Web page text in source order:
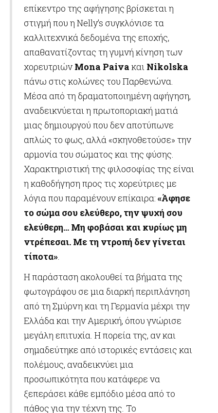
επίκεντρο της αφήγησης βρίσκεται η
στιγμή που η Nelly’s συγκλόνισε τα
καλλιτεχνικά δεδομένα της εποχής,
απαθανατίζοντας τη γυμνή κίνηση των
χορευτριών Mona Paiva και Nikolska
πάνω στις κολώνες του Παρθενώνα.
Μέσα από τη δραματοποιημένη αφήγηση,
αναδεικνύεται η πρωτοποριακή ματιά
μιας δημιουργού που δεν αποτύπωνε
απλώς το φως, αλλά «σκηνοθετούσε» την
αρμονία του σώματος και της φύσης.
Χαρακτηριστική της φιλοσοφίας της είναι
η καθοδήγηση προς τις χορεύτριες με
λόγια που παραμένουν επίκαιρα: «Άφησε
το σώμα σου ελεύθερο, την ψυχή σου
ελεύθερη… Μη φοβάσαι και κυρίως μη
ντρέπεσαι. Με τη ντροπή δεν γίνεται
τίποτα»
Η παράσταση ακολουθεί τα βήματα της
φωτογράφου σε μια διαρκή περιπλάνηση
από τη Σμύρνη και τη Γερμανία μέχρι την
Ελλάδα και την Αμερική, όπου γνώρισε
μεγάλη επιτυχία. Η πορεία της, αν και
σημαδεύτηκε από ιστορικές εντάσεις και
πολέμους, αναδεικνύει μια
προσωπικότητα που κατάφερε να
ξεπεράσει κάθε εμπόδιο μέσα από το
πάθος για την τέχνη της. Το